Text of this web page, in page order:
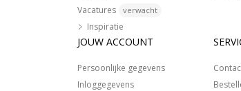
Vacatures
verwacht
Inspiratie
JOUW ACCOUNT
Persoonlijke gegevens
Inloggegevens